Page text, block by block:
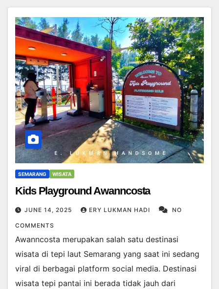
SEMARANG WISATA
Kids Playground Awanncosta
JUNE 14, 2025 ERY LUKMAN HADI NO
COMMENTS
Awanncosta merupakan salah satu destinasi
wisata di tepi laut Semarang yang saat ini sedang
viral di berbagai platform social media. Destinasi
wisata tepi pantai ini berada tidak jauh dari